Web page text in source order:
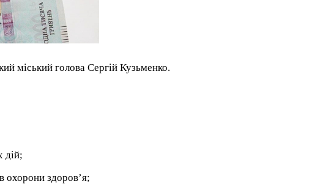
міський голова Сергій Кузьменко.
дій;
охорони здоров’я;